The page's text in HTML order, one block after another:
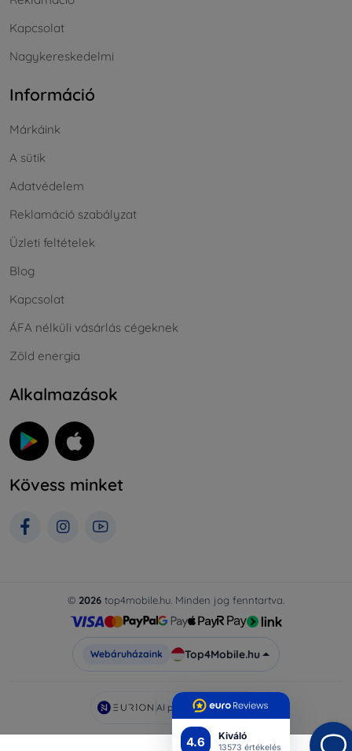
4.6 Kiváló
13573 értékelés
Kapcsolat
Nagykereskedelmi
Információ
Márkáink
A sütik
Adatvédelem
Reklamáció szabályzat
Üzleti feltételek
Blog
Kapcsolat
ÁFA nélküli vásárlás cégeknek
Zöld energia
Alkalmazások
Kövess minket
© 2026 top4mobile.hu. Minden jog fenntartva.
Webáruházaink Top4Mobile.hu
AI powered byEurion